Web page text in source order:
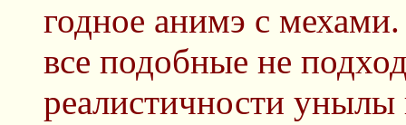
годное анимэ с
все подобные не
реалистичности